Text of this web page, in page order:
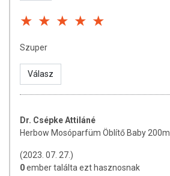
Szuper
Válasz
Dr. Csépke Attiláné
Herbow Mosóparfüm Öblítő Baby 200ml
(2023. 07. 27.)
0ember találta ezt hasznosnak